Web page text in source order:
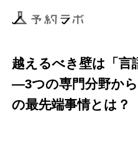
アクティビティ
越えるべき壁は「言
―3つの専門分野か
の最先端事情とは？